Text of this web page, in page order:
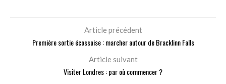
Article précédent
Première sortie écossaise : marcher autour de Bracklinn Falls
Article suivant
Visiter Londres : par où commencer ?